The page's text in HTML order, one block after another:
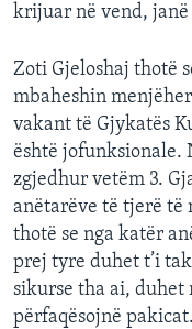
krijuar në vend,
Zoti Gjeloshaj thotë
mbaheshin
vakant të Gjykatës
është jofunksionale.
zgjedhur vetëm 3.
anëtarëve të tjerë të
thotë se nga katër
prej tyre duhet t’i
sikurse tha ai, duhet
përfaqësojnë